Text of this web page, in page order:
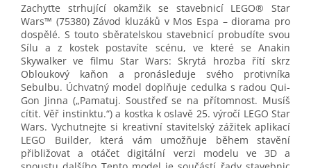
Zachyťte strhující okamžik se stavebnicí LEGO® Star
Wars™ (75380) Závod kluzáků v Mos Espa – diorama pro
dospělé. S touto sběratelskou stavebnicí probudíte svou
Sílu a z kostek postavíte scénu, ve které se Anakin
Skywalker ve filmu Star Wars: Skrytá hrozba řítí skrz
Obloukový kaňon a pronásleduje svého protivníka
Sebulbu. Úchvatný model doplňuje cedulka s radou Qui-
Gon Jinna („Pamatuj. Soustřeď se na přítomnost. Musíš
cítit. Věř instinktu.“) a kostka k oslavě 25. výročí LEGO Star
Wars. Vychutnejte si kreativní stavitelský zážitek aplikací
LEGO Builder, která vám umožňuje během stavění
přibližovat a otáčet digitální verzi modelu ve 3D a